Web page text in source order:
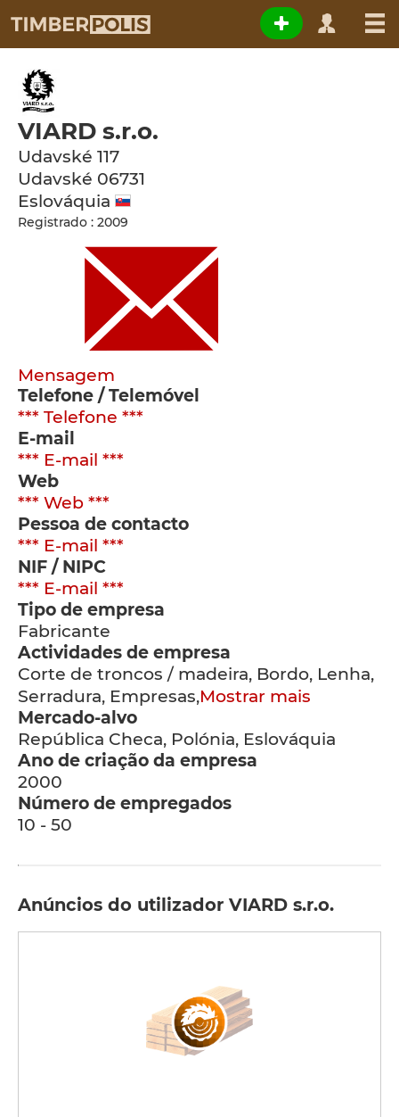
VIARD s.r.o.
Udavské 117
Udavské 06731
Eslováquia
Registrado : 2009
Mensagem
Telefone / Telemóvel
*** Telefone ***
E-mail
*** E-mail ***
Web
*** Web ***
Pessoa de contacto
*** E-mail ***
NIF / NIPC
*** E-mail ***
Tipo de empresa
Fabricante
Actividades de empresa
Corte de troncos / madeira, Bordo, Lenha,
Serradura, Empresas,Mostrar mais
Mercado-alvo
República Checa, Polónia, Eslováquia
Ano de criação da empresa
2000
Número de empregados
10 - 50
Anúncios do utilizador VIARD s.r.o.